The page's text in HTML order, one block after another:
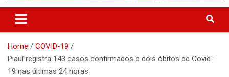
Home
COVID-19
Piauí registra 143 casos confirmados e dois óbitos de Covid-
19 nas últimas 24 horas